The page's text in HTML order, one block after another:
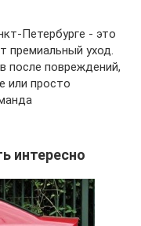
Петербурге - это
премиальный уход.
после повреждений,
или просто
интересно